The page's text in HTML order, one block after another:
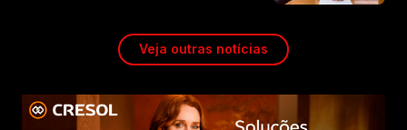
Veja outras notícias